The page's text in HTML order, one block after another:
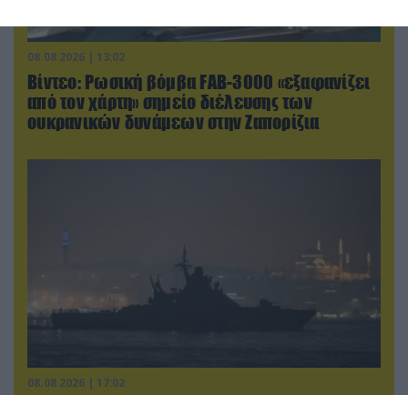
08.08.2026 | 13:02
Βίντεο: Ρωσική βόμβα FAB-3000 «εξαφανίζει
από τον χάρτη» σημείο διέλευσης των
ουκρανικών δυνάμεων στην Ζαπορίζια
08.08.2026 | 17:02